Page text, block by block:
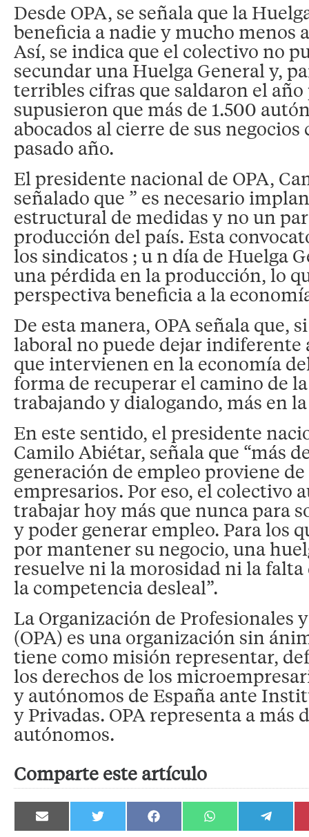
Desde OPA, se señala que la
beneficia a nadie y mucho menos
Así, se indica que el colectivo no
secundar una Huelga General y,
terribles cifras que saldaron el año
supusieron que más de 1.500
abocados al cierre de sus negocios
pasado año.
El presidente nacional de OPA,
señalado que ” es necesario
estructural de medidas y no un
producción del país. Esta
los sindicatos ; u n día de Huelga
una pérdida en la producción, lo
perspectiva beneficia a la
De esta manera, OPA señala que,
laboral no puede dejar indiferente
que intervienen en la economía
forma de recuperar el camino de
trabajando y dialogando, más en
En este sentido, el presidente
Camilo Abiétar, señala que “más
generación de empleo proviene
empresarios. Por eso, el colectivo
trabajar hoy más que nunca para
y poder generar empleo. Para los
por mantener su negocio, una
resuelve ni la morosidad ni la
la competencia desleal”.
La Organización de Profesionales
(OPA) es una organización sin
tiene como misión representar,
los derechos de los
y autónomos de España ante
y Privadas. OPA representa a más
autónomos.
Comparte este artículo
Compartir
en
Compartir
en
Compartir
en
Compartir
en
Compartir
en